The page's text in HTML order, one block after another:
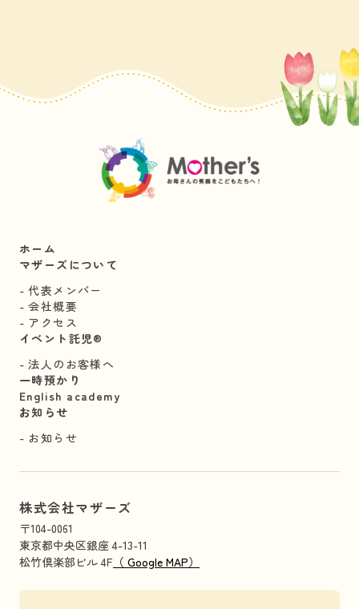
ホーム
マザーズについて
代表メンバー
会社概要
アクセス
イベント託児®︎
法人のお客様へ
一時預かり
English academy
お知らせ
お知らせ
株式会社マザーズ
〒104-0061
東京都中央区銀座 4-13-11
松竹倶楽部ビル 4F （ Google MAP）